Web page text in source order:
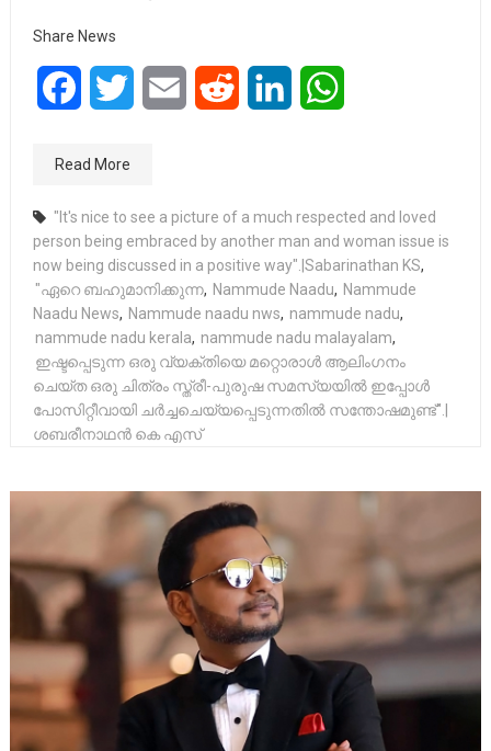
Share News
FacebookTwitter Email Reddit LinkedIn
Read More
"It's nice to see a picture of a much respected and loved
person being embraced by another man and woman issue is
now being discussed in a positive way".|Sabarinathan KS,
"ഏറെ ബഹുമാനിക്കുന്ന, Nammude Naadu, Nammude
Naadu News, Nammude naadu nws, nammude nadu,
nammude nadu kerala, nammude nadu malayalam,
ഇഷ്ടപ്പെടുന്ന ഒരു വ്യക്‌തിയെ മറ്റൊരാൾ ആലിംഗനം
ചെയ്ത ഒരു ചിത്രം സ്ത്രീ-പുരുഷ സമസ്യയിൽ ഇപ്പോൾ
പോസിറ്റീവായി ചർച്ചചെയ്യപ്പെടുന്നതിൽ സന്തോഷമുണ്ട്".|
ശബരീനാഥൻ കെ എസ്